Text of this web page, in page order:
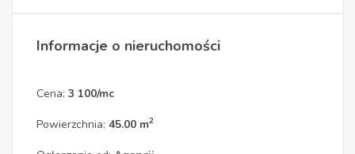
Informacje o nieruchomości
Cena: 3 100/mc
Powierzchnia: 45.00 m2